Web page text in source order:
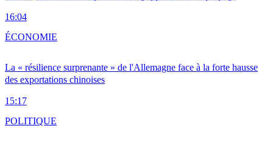
16:04
La « résilience surprenante » de l'Allemagne face à la forte hausse
des exportations chinoises
15:17
ÉCONOMIE
POLITIQUE